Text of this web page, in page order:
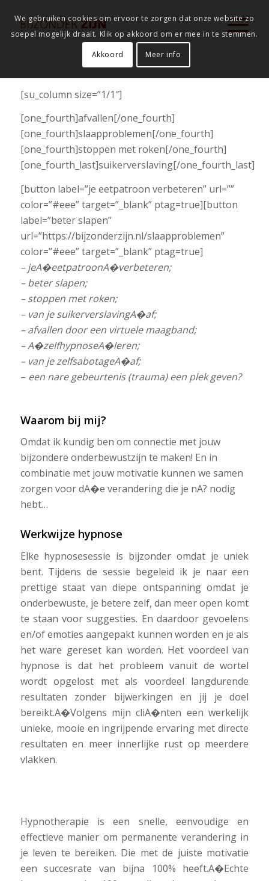
[su_column size=”1/1″]
[one_fourth]afvallen[/one_fourth]
[one_fourth]slaapproblemen[/one_fourth]
[one_fourth]stoppen met roken[/one_fourth]
[one_fourth_last]suikerverslaving[/one_fourth_last]
[button label=”je eetpatroon verbeteren” url=””
color=”#eee” target=”_blank” ptag=true][button
label=”beter slapen”
url=”https://bijzonderzijn.nl/slaapproblemen”
color=”#eee” target=”_blank” ptag=true]
– jeA�eetpatroonA�verbeteren;
–beter slapen;
–stoppen met roken;
– van je suikerverslavingA�af;
–afvallen door een virtuele maagband;
– A�zelfhypnoseA�leren;
– van je zelfsabotageA�af;
– een nare gebeurtenis (trauma) een plek geven?
Waarom bij mij?
Omdat ik kundig ben om connectie met jouw
bijzondere onderbewustzijn te maken! En in
combinatie met jouw motivatie kunnen we samen
zorgen voor dA�e verandering die je nA? nodig
hebt…
Werkwijze hypnose
Elke hypnosesessie is bijzonder omdat je uniek
bent. Tijdens de sessie begeleid ik je naar een
prettige staat van diepe ontspanning omdat je
onderbewuste, je betere zelf, dan meer open komt
te staan voor suggesties. En daardoor gevoelens
en/of emoties aangepakt kunnen worden en je als
het ware gereset kan worden. Het voordeel van
hypnose is dat het probleem vanuit de wortel
wordt opgelost met als voordeel langdurende
resultaten zonder bijwerkingen en jij je doel
bereikt.A�Volgens mijn cliA�nten een werkelijk
unieke, mooie en ingrijpende ervaring met directe
resultaten en meer innerlijke rust op meerdere
vlakken.
Hypnotherapie is een snelle, eenvoudige en
effectieve manier om permanente verandering in
je leven te bereiken. Die met de juiste motivatie
een succesrate van bijna 100% heeft.A�Echte
We gebruiken cookies om ervoor te zorgen dat onze website zo
soepel mogelijk draait. Klik op akkoord om er mee in te stemmen.
Akkoord Meer info